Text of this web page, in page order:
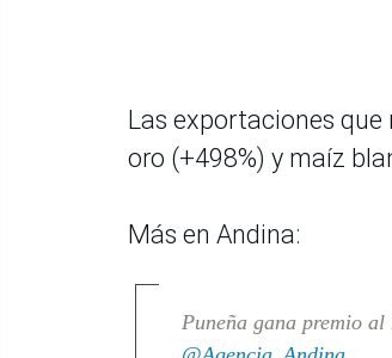
Las exportaciones que
oro (+498%) y maíz
Más en Andina:
Puneña gana premio